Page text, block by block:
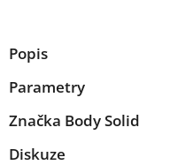
Popis
Parametry
Značka Body Solid
Diskuze